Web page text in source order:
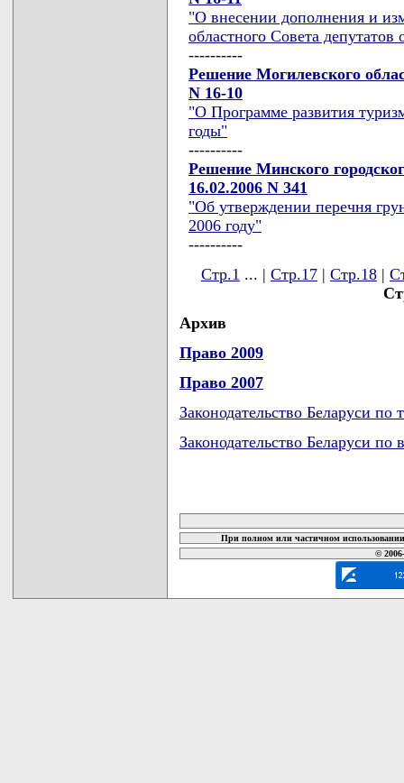
"О внесении дополнения и
областного Совета
----------
Решение Могилевского
N 16-10
"О Программе развития
годы"
----------
Решение Минского
16.02.2006 N 341
"Об утверждении перечня
2006 году"
----------
Стр.1 ... | Стр.17 | Стр.18 |
Архив
Право 2009
Право 2007
Законодательство Беларуси по
Законодательство Беларуси по
При полном или частичном
©